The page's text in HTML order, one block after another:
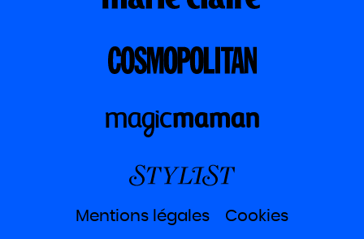
Mentions légales Cookies